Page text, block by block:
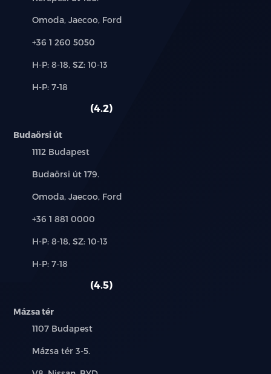
Márkák:
Omoda, Jaecoo, Ford
Telefon:
+36 1 260 5050
Új-
használt
H-P: 8-18, SZ: 10-13
Alkatrész,
H-P: 7-18
4.2
Budaörsi út
Település:
1112 Budapest
Cím:
Budaörsi út 179.
Márkák:
Omoda, Jaecoo, Ford
Telefon:
+36 1 881 0000
Új-
használt
H-P: 8-18, SZ: 10-13
Alkatrész,
H-P: 7-18
4.5
Mázsa tér
Település:
1107 Budapest
Cím:
Mázsa tér 3-5.